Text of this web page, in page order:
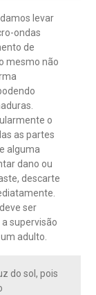
levar
ondas
de
mesmo não
o
as partes
alguma
dano ou
descarte
ser
supervisão
adulto.
do sol, pois